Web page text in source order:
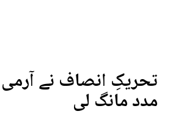
تحریکِ انصاف نے
مدد مانگ لی